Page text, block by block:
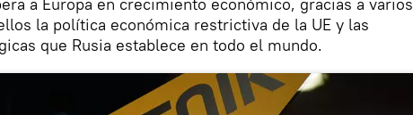
la política económica restrictiva de la UE y las
que Rusia establece en todo el mundo.